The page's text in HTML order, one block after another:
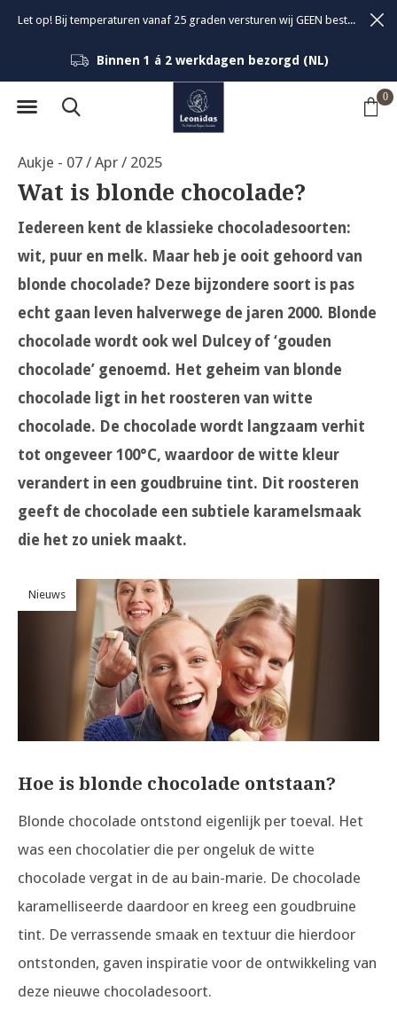
0
GRATIS verzending vanaf 1KG/ €46 (NL)
Let op! Bij temperaturen vanaf 25 graden versturen wij GEEN bestellingen om de kwaliteit van de bonbons te garanderen.
Aukje - 07 / Apr / 2025
Wat is blonde chocolade?
Iedereen kent de klassieke chocoladesoorten:
wit, puur en melk. Maar heb je ooit gehoord van
blonde chocolade? Deze bijzondere soort is pas
echt gaan leven halverwege de jaren 2000. Blonde
chocolade wordt ook wel Dulcey of ‘gouden
chocolade’ genoemd. Het geheim van blonde
chocolade ligt in het roosteren van witte
chocolade. De chocolade wordt langzaam verhit
tot ongeveer 100°C, waardoor de witte kleur
verandert in een goudbruine tint. Dit roosteren
geeft de chocolade een subtiele karamelsmaak
die het zo uniek maakt.
Nieuws
Hoe is blonde chocolade ontstaan?
Blonde chocolade ontstond eigenlijk per toeval. Het
was een chocolatier die per ongeluk de witte
chocolade vergat in de au bain-marie. De chocolade
karamelliseerde daardoor en kreeg een goudbruine
tint. De verrassende smaak en textuur die hierdoor
ontstonden, gaven inspiratie voor de ontwikkeling van
deze nieuwe chocoladesoort.